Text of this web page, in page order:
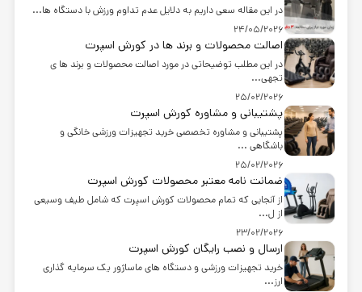
در این مقاله سعی داریم به دلایل عدم تداوم ورزش با دستگاه ها...
24/05/2026
اصالت محصولات و برند ها در کورش اسپرت
در این مطلب توضیحاتی در مورد اصالت محصولات و برند ها ی
تجهی...
25/02/2026
پشتیبانی و مشاوره کورش اسپرت
پشتیبانی و مشاوره تخصصی خرید تجهیزات ورزشی خانگی و
باشگاهی ...
25/02/2026
ضمانت نامه معتبر محصولات کورش اسپرت
از آنجایی که تمام محصولات کورش اسپرت که شامل طیف وسیعی
از ل...
23/02/2026
ارسال و نصب رایگان کورش اسپرت
خرید تجهیزات ورزشی و دستگاه های ماساژور یک سرمایه گذاری
ارز...